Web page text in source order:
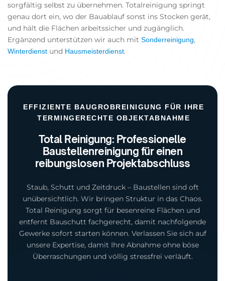
sorgfältig selbst zu übernehmen. Totalreinigung springt
genau dort ein, wo der Bauablauf sonst ins Stocken gerät,
und hält die Flächen arbeitssicher und zugänglich.
Ergänzend unterstützen wir auch mit Sonderreinigung,
Winterdienst und Hausmeisterdienst.
EFFIZIENTE BAUGROBREINIGUNG FÜR IHRE
TERMINGERECHTE OBJEKTABNAHME
Total Reinigung: Professionelle
Baustellenreinigung für einen
reibungslosen Projektabschluss
Staub, Schutt und Zeitdruck – Baustellen sind oft
unübersichtlich. Wir bringen Struktur in das Chaos.
Total Reinigung sorgt für besenreine Flächen und
entfernt Bauschutt fachgerecht, damit nachfolgende
Gewerke sofort starten können. Verlassen Sie sich auf
unsere Expertise, damit Ihre Abnahme ohne böse
Überraschungen und völlig stressfrei verläuft.